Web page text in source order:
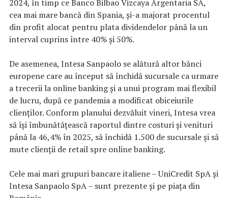
cea mai mare bancă din Spania, şi-a majorat procentul
din profit alocat pentru plata dividendelor până la un
interval cuprins între 40% şi 50%.
De asemenea, Intesa Sanpaolo se alătură altor bănci
europene care au început să închidă sucursale ca urmare
a trecerii la online banking şi a unui program mai flexibil
de lucru, după ce pandemia a modificat obiceiurile
clienţilor. Conform planului dezvăluit vineri, Intesa vrea
să îşi îmbunătăţească raportul dintre costuri şi venituri
până la 46,4% în 2025, să închidă 1.500 de sucursale şi să
mute clienţii de retail spre online banking.
Cele mai mari grupuri bancare italiene – UniCredit SpA şi
Intesa Sanpaolo SpA – sunt prezente şi pe piaţa din